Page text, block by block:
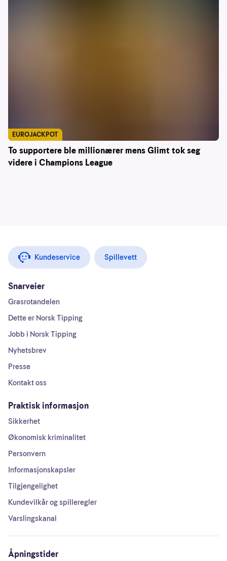
To supportere ble millionærer mens Glimt tok seg
videre i Champions League
EUROJACKPOT
Kundeservice Spillevett
Snarveier
Grasrotandelen
Dette er Norsk Tipping
Jobb i Norsk Tipping
Nyhetsbrev
Presse
Kontakt oss
Praktisk informasjon
Sikkerhet
Økonomisk kriminalitet
Personvern
Informasjonskapsler
Tilgjengelighet
Kundevilkår og spilleregler
Varslingskanal
Åpningstider